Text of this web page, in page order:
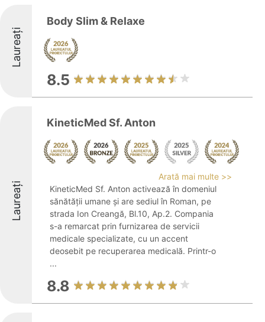
Laureați
Body Slim & Relaxe
8.5
Laureați
KineticMed Sf. Anton
Arată mai multe >>
KineticMed Sf. Anton activează în domeniul
sănătății umane și are sediul în Roman, pe
strada Ion Creangă, Bl.10, Ap.2. Compania
s-a remarcat prin furnizarea de servicii
medicale specializate, cu un accent
deosebit pe recuperarea medicală. Printr-o
...
8.8